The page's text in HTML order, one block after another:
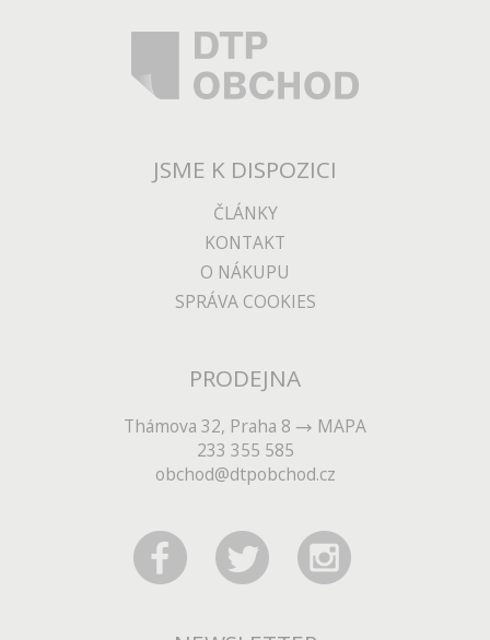
JSME K DISPOZICI
ČLÁNKY
KONTAKT
O NÁKUPU
SPRÁVA COOKIES
PRODEJNA
Thámova 32, Praha 8
MAPA
233 355 585
obchod@dtpobchod.cz